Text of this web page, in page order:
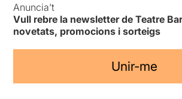
Anuncia’t
Vull rebre la newsletter de Teatre
novetats, promocions i sorteigs
Unir-me